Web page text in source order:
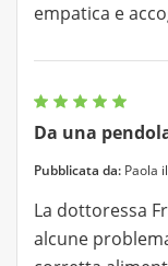
empatica e
Da una
Pubblicata da: Paola
La dottoressa
alcune